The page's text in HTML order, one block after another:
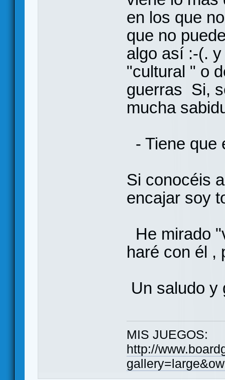
en los que
que no
algo así :-(.
"cultural " o
guerras Si,
mucha
- Tiene que
Si conocéis
encajar soy
He mirado
haré con él ,
Un saludo y
MIS JUEGOS:
http://